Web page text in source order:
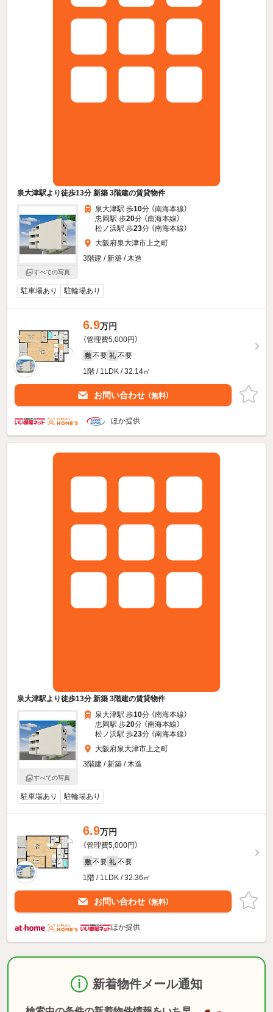
泉大津駅より徒歩13分 新築 3階建の賃貸物件
すべての写真
泉大津駅 歩10分 （南海本線）
忠岡駅 歩20分 （南海本線）
松ノ浜駅 歩23分 （南海本線）
大阪府泉大津市上之町
3階建 / 新築 / 木造
駐車場あり 駐輪場あり
6.9万円
（管理費5,000円）
敷 不要 礼 不要
1階 / 1LDK / 32.14㎡
お問い合わせ （無料）
ほか提供
泉大津駅より徒歩13分 新築 3階建の賃貸物件
すべての写真
泉大津駅 歩10分 （南海本線）
忠岡駅 歩20分 （南海本線）
松ノ浜駅 歩23分 （南海本線）
大阪府泉大津市上之町
3階建 / 新築 / 木造
駐車場あり 駐輪場あり
6.9万円
（管理費5,000円）
敷 不要 礼 不要
1階 / 1LDK / 32.36㎡
お問い合わせ （無料）
ほか提供
新着物件メール通知